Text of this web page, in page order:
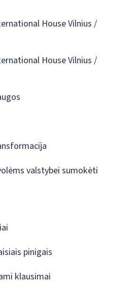
House Vilnius /
House Vilnius /
valstybei sumokėti
pinigais
klausimai